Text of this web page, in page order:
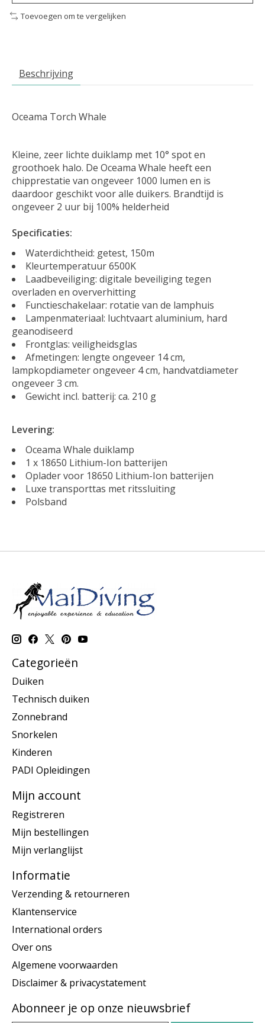
Toevoegen om te vergelijken
Beschrijving
Oceama Torch Whale
Kleine, zeer lichte duiklamp met 10° spot en
groothoek halo. De Oceama Whale heeft een
chipprestatie van ongeveer 1000 lumen en is
daardoor geschikt voor alle duikers. Brandtijd is
ongeveer 2 uur bij 100% helderheid
Specificaties:
Waterdichtheid: getest, 150m
Kleurtemperatuur 6500K
Laadbeveiliging: digitale beveiliging tegen
overladen en oververhitting
Functieschakelaar: rotatie van de lamphuis
Lampenmateriaal: luchtvaart aluminium, hard
geanodiseerd
Frontglas: veiligheidsglas
Afmetingen: lengte ongeveer 14 cm,
lampkopdiameter ongeveer 4 cm, handvatdiameter
ongeveer 3 cm.
Gewicht incl. batterij: ca. 210 g
Levering:
Oceama Whale duiklamp
1 x 18650 Lithium-Ion batterijen
Oplader voor 18650 Lithium-Ion batterijen
Luxe transporttas met ritssluiting
Polsband
Categorieën
Duiken
Technisch duiken
Zonnebrand
Snorkelen
Kinderen
PADI Opleidingen
Mijn account
Registreren
Mijn bestellingen
Mijn verlanglijst
Informatie
Verzending & retourneren
Klantenservice
International orders
Over ons
Algemene voorwaarden
Disclaimer & privacystatement
Abonneer je op onze nieuwsbrief